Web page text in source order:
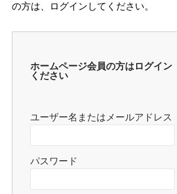
の方は、ログインしてください。
ホームページ会員の方はログイン
ください
ユーザー名またはメールアドレス
パスワード